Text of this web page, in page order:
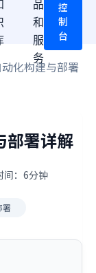
品
和
服
务
控
制
台
化构建与部署
署详解
：6分钟
署